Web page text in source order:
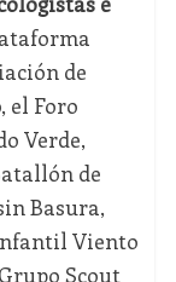
de
el Foro
Verde,
de
Basura,
Viento
Scout